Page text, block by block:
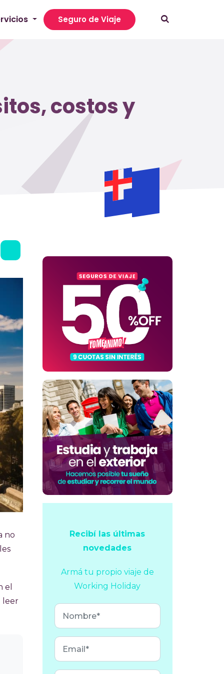
Seguro de Viaje
costos y
no
el
leer
Recibí las últimas
novedades
Armá tu propio viaje de
Working Holiday